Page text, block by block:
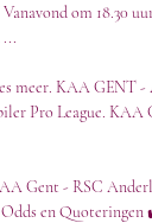
om 18.30
...
meer. KAA GENT
Pro League. KAA
Gent - RSC
Odds en